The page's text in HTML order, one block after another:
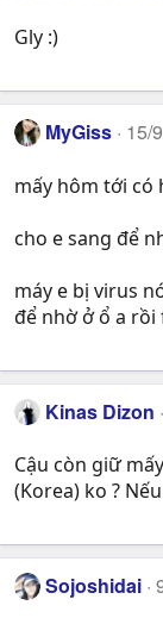
Gly :)
MyGiss 15/
mấy hôm tới có
cho e sang để
máy e bị virus
để nhờ ở ổ a rồi
Kinas Dizon
Cậu còn giữ
(Korea) ko ?
Sojoshidai